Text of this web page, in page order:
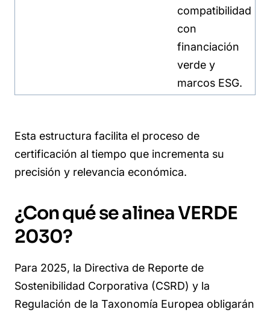
compatibilidad
con
financiación
verde y
marcos ESG.
Esta estructura facilita el proceso de
certificación al tiempo que incrementa su
precisión y relevancia económica.
¿Con qué se alinea VERDE
2030?
Para 2025, la Directiva de Reporte de
Sostenibilidad Corporativa (CSRD) y la
Regulación de la Taxonomía Europea obligarán